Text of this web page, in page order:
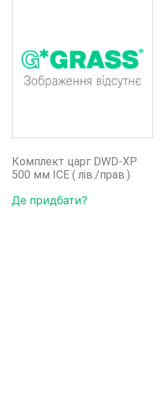
Комплект царг DWD-XP
500 мм ICE ( лів./прав.)
Де придбати?